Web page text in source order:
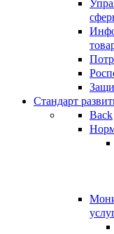
Стандарт
Back